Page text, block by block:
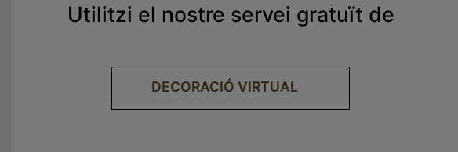
Utilitzi el nostre servei gratuït de
DECORACIÓ VIRTUAL